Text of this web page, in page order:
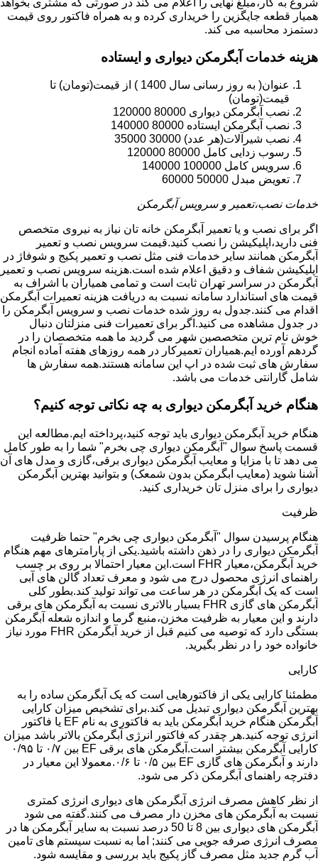
شروع به کار،مبلغ نهایی را اعلام می کند در صورتی که مشتری بخواهد
همیار قطعه جایگزین را خریداری کرده و به همراه فاکتور روی قیمت
دستمزد محاسبه می کند.
هزینه خدمات آبگرمکن دیواری و ایستاده
عنوان( به روز رسانی سال 1400 ) از قیمت(تومان) تا
قیمت(تومان)
نصب آبگرمکن دیواری 80000 120000
نصب آبگرمکن ایستاده 80000 140000
نصب شیرآلات(هر عدد) 30000 35000
رسوب زدایی کامل 80000 120000
سرویس کامل 100000 140000
تعویض مبدل 50000 60000
خدمات نصب،تعمیر و سرویس آبگرمکن
اگر برای نصب و یا تعمیر آبگرمکن خانه تان نیاز به نیروی متخصص
فنی دارید،اپلیکیشن را نصب کنید.قیمت سرویس نصب و تعمیر
آبگرمکن همانند سایر خدمات فنی مثل نصب و تعمیر پکیج و شوفاژ در
اپلیکیشن شفاف و دقیق اعلام شده است.هزینه سرویس نصب و تعمیر
آبگرمکن در سراسر تهران ثابت است و تمامی همیاران با اشراف به
قیمت های استاندارد سامانه نسبت به دریافت هزینه تعمیرات آبگرمکن
اقدام می کنند.جدول به روز شده خدمات نصب و سرویس آبگرمکن را
در جدول مشاهده می کنید.اگر برای تعمیرات فنی منزلتان دنبال
خوش نام ترین متخصصین شهر می گردید ما همه متخصصان را در
گردهم آورده ایم.همیاران تعمیرکار در همه روزهای هفته آماده انجام
سفارش های ثبت شده در اپ این سامانه هستند.همه سفارش ها
شامل گارانتی خدمات می باشد.
هنگام خرید آبگرمکن دیواری به چه نکاتی توجه کنیم؟
هنگام خرید آبگرمکن دیواری باید توجه کنید،پرداخته ایم.مطالعه این
قسمت پاسخ سوال "آبگرمکن دیواری چی بخرم" شما را به طور کامل
می دهد تا با مزایا و معایب آبگرمکن دیواری برقی،گازی و مدل های آن
آشنا شوید (معایب ابگرمکن بدون شمعک) و بتوانید بهترین آبگرمکن
دیواری را برای منزل تان خریداری کنید.
ظرفیت
هنگام پرسیدن سوال "آبگرمکن دیواری چی بخرم" حتما ظرفیت
آبگرمکن دیواری را در ذهن داشته باشید.یکی از پارامترهای مهم هنگام
خرید آبگرمکن،معیار FHR است.این معیار احتمالا بر روی بر چسب
راهنمای انرژی محصول درج می شود و معرف تعداد گالن های آبی
است که یک آبگرمکن در هر ساعت می تواند تولید کند.بطور کلی
آبگرمکن های گازی FHR بسیار بالاتری نسبت به آبگرمکن های برقی
دارند و این معیار به ظرفیت مخزن،منبع گرما و اندازه شعله آبگرمکن
بستگی دارد که توصیه می کنیم قبل از خرید آبگرمکن FHR مورد نیاز
خانواده خود را در نظر بگیرید.
کارایی
مطمئنا کارایی یکی از فاکتورهایی است که یک آبگرمکن ساده را به
بهترین آبگرمکن دیواری تبدیل می کند.برای تشخیص میزان کارایی
آبگرمکن هنگام خرید آبگرمکن باید به فاکتوری به نام EF یا فاکتور
انرژی توجه کنید.هر چقدر که فاکتور انرژی آبگرمکن بالاتر باشد میزان
کارایی آبگرمکن بیشتر است.آبگرمکن های برقی EF بین ۰/۷ تا ۰/۹۵
دارند و آبگرمکن های گازی EF بین ۰/۵ تا ۰/۶.معمولا این معیار در
دفترچه راهنمای آبگرمکن ذکر می شود.
از نظر کاهش مصرف انرژی آبگرمکن های دیواری انرژی کمتری
نسبت به آبگرمکن های مخزن دار مصرف می کنند.گفته می شود
آبگرمکن های دیواری بین 8 تا 50 درصد نسبت به سایر آبگرمکن ها در
مصرف انرژی صرفه جویی می کنند; اما به نسبت سیستم های تامین
آب گرم جدید مثل مصرف گاز پکیج باید بررسی و مقایسه شود.